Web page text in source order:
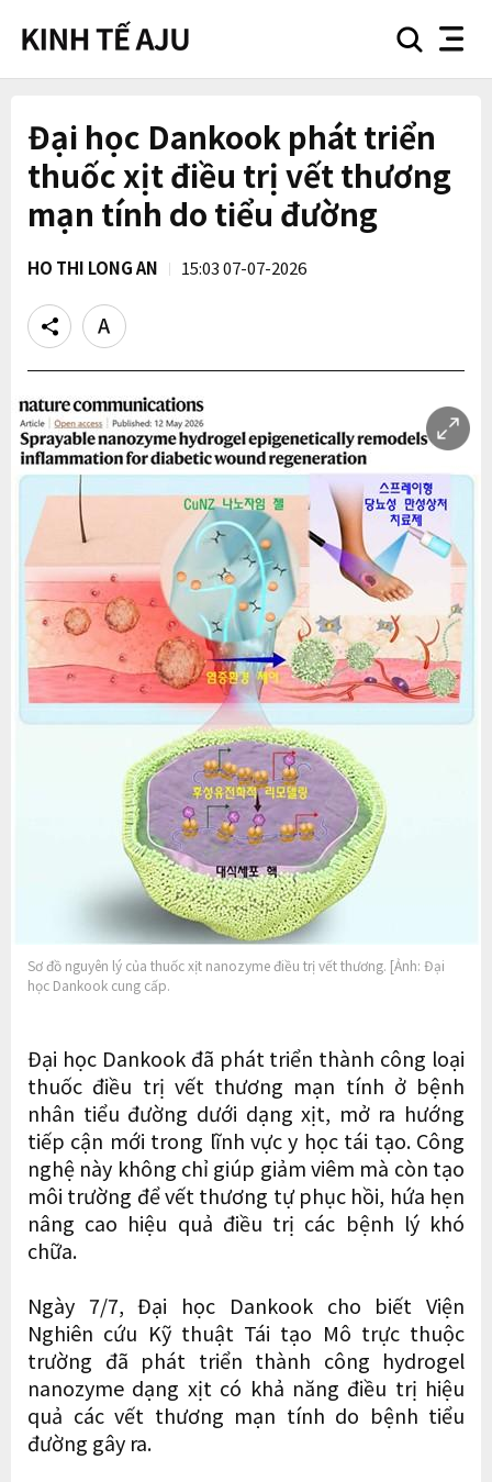
searchnav
Đại học Dankook phát triển
thuốc xịt điều trị vết thương
mạn tính do tiểu đường
HO THI LONG AN 15:03 07-07-2026
Share
Text
size
Sơ đồ nguyên lý của thuốc xịt nanozyme điều trị vết thương. [Ảnh: Đại
học Dankook cung cấp.
Đại học Dankook đã phát triển thành công loại
thuốc điều trị vết thương mạn tính ở bệnh
nhân tiểu đường dưới dạng xịt, mở ra hướng
tiếp cận mới trong lĩnh vực y học tái tạo. Công
nghệ này không chỉ giúp giảm viêm mà còn tạo
môi trường để vết thương tự phục hồi, hứa hẹn
nâng cao hiệu quả điều trị các bệnh lý khó
chữa.
Ngày 7/7, Đại học Dankook cho biết Viện
Nghiên cứu Kỹ thuật Tái tạo Mô trực thuộc
trường đã phát triển thành công hydrogel
nanozyme dạng xịt có khả năng điều trị hiệu
quả các vết thương mạn tính do bệnh tiểu
đường gây ra.